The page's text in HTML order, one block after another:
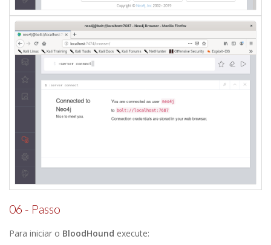
06 - Passo
Para iniciar o BloodHound execute: